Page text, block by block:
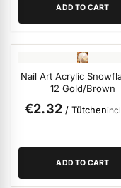
Nail Art
Nail Files, Tools
Skintrix
ADD TO CART
Nail Art Acrylic
12 Gold/Brown
€2.32/ Tütchen
ADD TO CART